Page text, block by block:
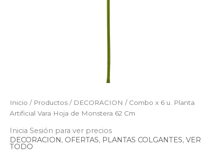
Inicio / Productos / DECORACION / Combo x 6 u. Planta
Artificial Vara Hoja de Monstera 62 Cm
Inicia Sesión para ver precios
DECORACION, OFERTAS, PLANTAS COLGANTES, VER
TODO